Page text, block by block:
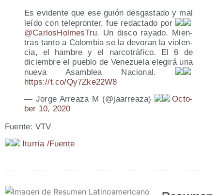
Es evi­den­te que ese guión des­gas­ta­do y mal
leí­do con tele­pron­ter, fue redac­ta­do por
@CarlosHolmesTru. Un dis­co raya­do. Mien­
tras tan­to a Colom­bia se la devo­ran la vio­len­
cia, el ham­bre y el nar­co­trá­fi­co. El 6 de
diciem­bre el pue­blo de Vene­zue­la ele­gi­rá una
nue­va Asam­blea Nacio­nal.
https://t.co/Qy7Zke22W8
— Jor­ge Arrea­za M (@jaarreaza)
Octo­
ber 10, 2020
Fuen­te: VTV
Itu­rria /​Fuen­te